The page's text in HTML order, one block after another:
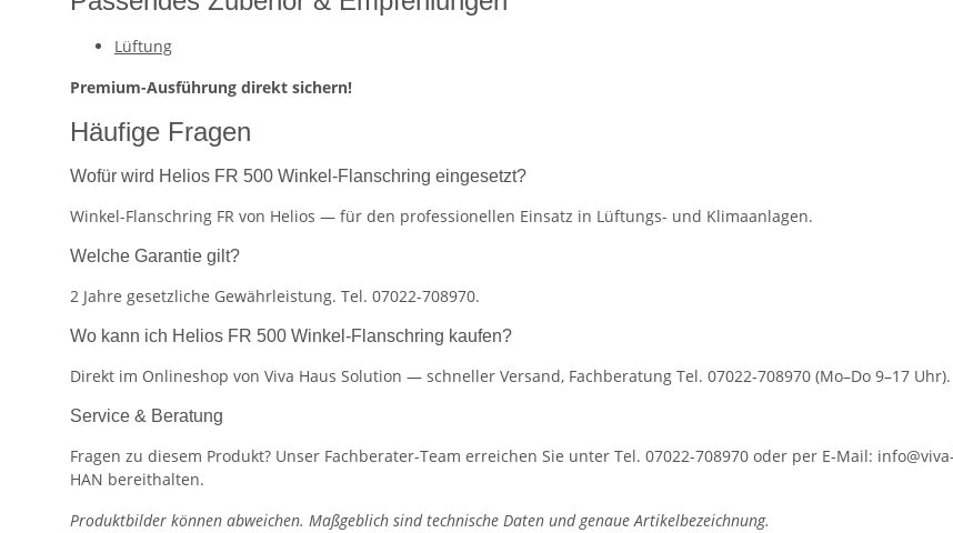
Lüftung
Premium-Ausführung direkt sichern!
Häufige Fragen
Wofür wird Helios FR 500 Winkel-Flanschring eingesetzt?
Winkel-Flanschring FR von Helios — für den professionellen Einsatz in Lüftungs- und Klimaanlagen.
Welche Garantie gilt?
2 Jahre gesetzliche Gewährleistung. Tel. 07022-708970.
Wo kann ich Helios FR 500 Winkel-Flanschring kaufen?
Direkt im Onlineshop von Viva Haus Solution — schneller Versand, Fachberatung Tel. 07022-708970 (Mo–Do 9–17 Uhr).
Service & Beratung
Fragen zu diesem Produkt? Unser Fachberater-Team erreichen Sie unter Tel. 07022-708970 oder per E-Mail:
HAN bereithalten.
Produktbilder können abweichen. Maßgeblich sind technische Daten und genaue Artikelbezeichnung.